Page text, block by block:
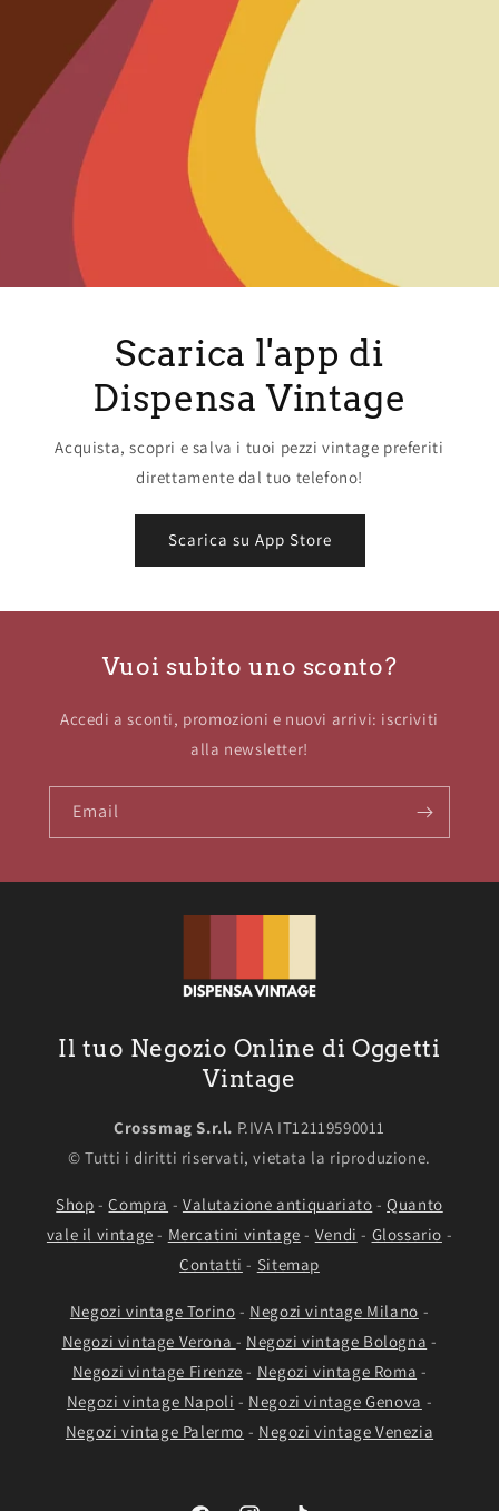
Scarica l'app di
Dispensa Vintage
Acquista, scopri e salva i tuoi pezzi vintage preferiti
direttamente dal tuo telefono!
Scarica su App Store
Vuoi subito uno sconto?
Accedi a sconti, promozioni e nuovi arrivi: iscriviti
alla newsletter!
Email
Il tuo Negozio Online di Oggetti
Vintage
Crossmag S.r.l. P.IVA IT12119590011
© Tutti i diritti riservati, vietata la riproduzione.
Shop -Compra - Valutazione antiquariato -Quanto
vale il vintage - Mercatini vintage - Vendi - Glossario -
Contatti - Sitemap
Negozi vintage Torino - Negozi vintage Milano -
Negozi vintage Verona - Negozi vintage Bologna -
Negozi vintage Firenze - Negozi vintage Roma -
Negozi vintage Napoli - Negozi vintage Genova -
Negozi vintage Palermo - Negozi vintage Venezia